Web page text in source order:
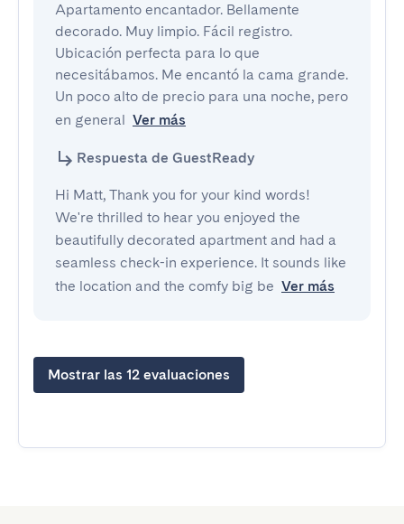
Apartamento encantador. Bellamente
decorado. Muy limpio. Fácil registro.
Ubicación perfecta para lo que
necesitábamos. Me encantó la cama grande.
Un poco alto de precio para una noche, pero
en general Ver más
Respuesta de GuestReady
Hi Matt, Thank you for your kind words!
We're thrilled to hear you enjoyed the
beautifully decorated apartment and had a
seamless check-in experience. It sounds like
the location and the comfy big be Ver más
Mostrar las 12 evaluaciones